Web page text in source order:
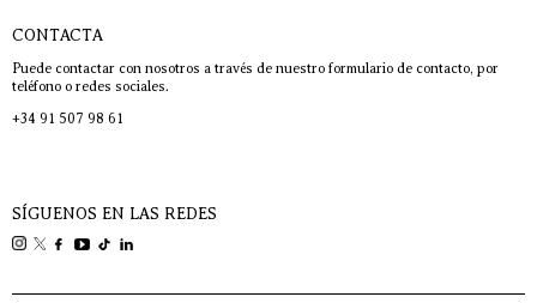
CONTACTA
Puede contactar con nosotros a través de nuestro formulario de contacto, por
teléfono o redes sociales.
+34 91 507 98 61
SÍGUENOS EN LAS REDES